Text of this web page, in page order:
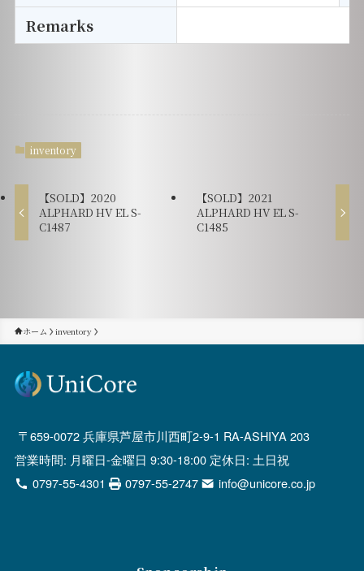
Remarks
inventory
【SOLD】2020
ALPHARD HV EL S-
C1487
【SOLD】2021
ALPHARD HV EL S-
C1485
ホーム inventory
659-0072 兵庫県芦屋市川西町2-9-1 RA-ASHIYA 203
営業時間: 月曜日-金曜日 9:30-18:00 定休日: 土日祝
0797-55-4301
0797-55-2747 info@unicore.co.jp